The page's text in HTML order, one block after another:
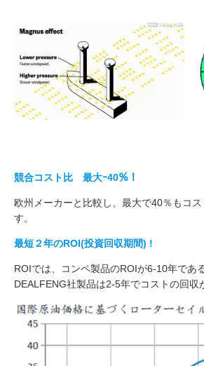
競合コスト比 最大ｰ40％！
欧州メーカーと比較し、最大で40％もコ
す。
最短２年のROI(投資回収期間) !
ROIでは、コンペ製品のROIが6-10年であ
DEALFENG社製品は2-5年でコストの回収